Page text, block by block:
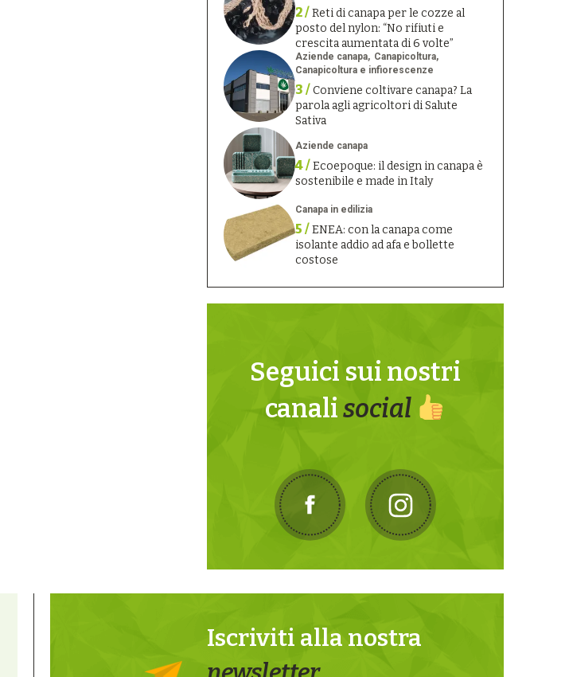
2 /Reti di canapa per le cozze al
posto del nylon: “No rifiuti e
crescita aumentata di 6 volte”
Aziende canapa
Canapicoltura
Canapicoltura e infiorescenze
3 /Conviene coltivare canapa? La
parola agli agricoltori di Salute
Sativa
Aziende canapa
4 /Ecoepoque: il design in canapa è
sostenibile e made in Italy
Canapa in edilizia
5 /ENEA: con la canapa come
isolante addio ad afa e bollette
costose
Seguici sui nostri
canalisocial
Iscriviti alla nostra